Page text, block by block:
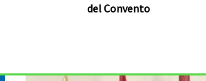
del Convento